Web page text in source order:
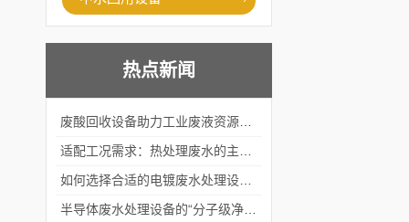
热点新闻